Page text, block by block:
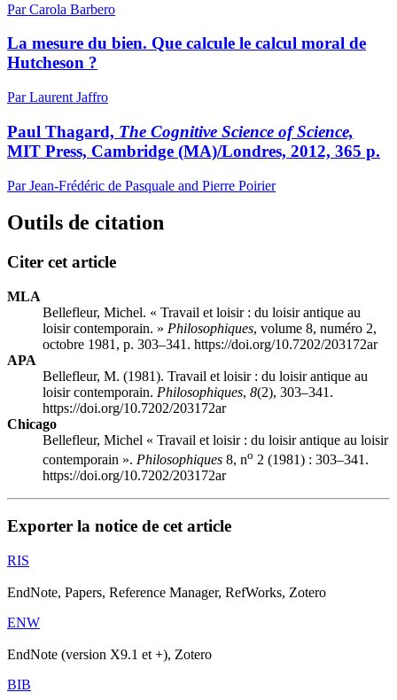
Par Carola Barbero
La mesure du bien. Que calcule le calcul moral de
Hutcheson ?
Par Laurent Jaffro
Paul Thagard, The Cognitive Science of Science,
MIT Press, Cambridge (MA)/Londres, 2012, 365 p.
Par Jean-Frédéric de Pasquale and Pierre Poirier
Outils de citation
Citer cet article
MLA
Bellefleur, Michel. « Travail et loisir : du loisir antique au
loisir contemporain. » Philosophiques, volume 8, numéro 2,
octobre 1981, p. 303–341. https://doi.org/10.7202/203172ar
APA
Bellefleur, M. (1981). Travail et loisir : du loisir antique au
loisir contemporain. Philosophiques, 8(2), 303–341.
https://doi.org/10.7202/203172ar
Chicago
Bellefleur, Michel « Travail et loisir : du loisir antique au loisir
contemporain ». Philosophiques 8, no 2 (1981) : 303–341.
https://doi.org/10.7202/203172ar
Exporter la notice de cet article
RIS
EndNote, Papers, Reference Manager, RefWorks, Zotero
ENW
EndNote (version X9.1 et +), Zotero
BIB